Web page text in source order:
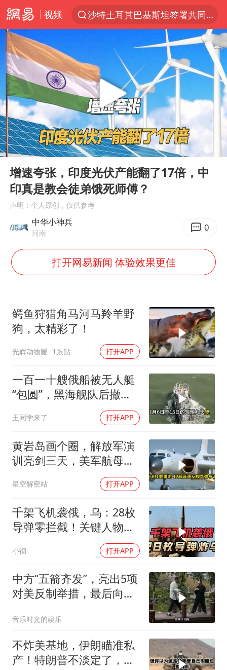
视频
沙特土耳其巴基斯坦签署共同防务协议
“电影+”如何激发千亿级消费新活力？
泉州市委书记张毅恭被查
台风白海豚已进入24小时警戒线
全球首个长时储能一体化产业园量产
四川宜宾市高县4.9级地震致1人死亡
中巨芯：上半年归母净利润1405.77万元
国防部：坚决反制任何闹海挑衅图谋
胡彦斌韩磊 谁帮谁
胡彦斌获《歌手2026》歌王
38岁演员求职万岁山NPC成功
我国外贸延续良好增长态势
胜宏科技：股票交易异常波动
夯实基础开新局
Play
00:00 03:09
增速夸张，印度光伏产能翻了17倍，中
印真是教会徒弟饿死师傅？
声明：个人原创，仅供参考
中华小神兵
河南 0
打开网易新闻 体验效果更佳
鳄鱼狩猎角马河马羚羊野
狗，太精彩了！
光辉动物暖 1跟贴 打开APP
一百一十艘俄船被无人艇
“包圆”，黑海舰队后撤数
百里，制海权彻底易手
王同学来了 打开APP
黄岩岛画个圈，解放军演
训亮剑三天，美军航母从
星空解密站 打开APP
千架飞机袭俄，乌：28枚
导弹零拦截！关键人物被
小彻 打开APP
中方“五箭齐发”，亮出5项
对美反制举措，最后向美
音乐时光的娱乐
不炸美基地，伊朗瞄准私
产！特朗普不淡定了，被